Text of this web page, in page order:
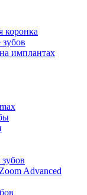
коронка
имплантах
Advanced